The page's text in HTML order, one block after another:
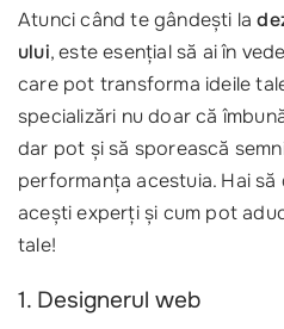
Atunci când te gândești la
ului, este esențial să ai în
care pot transforma ideile
specializări nu doar că
dar pot și să sporească
performanța acestuia. Hai
acești experți și cum pot
tale!
1. Designerul web